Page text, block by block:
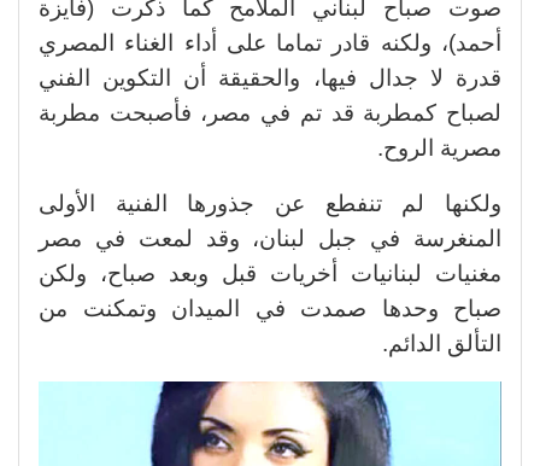
صوت صباح لبناني الملامح كما ذكرت (فايزة
أحمد)، ولكنه قادر تماما على أداء الغناء المصري
قدرة لا جدال فيها، والحقيقة أن التكوين الفني
لصباح كمطربة قد تم في مصر، فأصبحت مطربة
مصرية الروح.
ولكنها لم تنفطع عن جذورها الفنية الأولى
المنغرسة في جبل لبنان، وقد لمعت في مصر
مغنيات لبنانيات أخريات قبل وبعد صباح، ولكن
صباح وحدها صمدت في الميدان وتمكنت من
التألق الدائم.